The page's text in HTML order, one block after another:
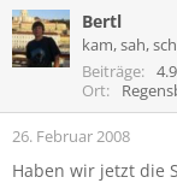
Bertl
kam, sah,
Beiträge
Ort
26. Februar 2008
Haben wir jetzt die